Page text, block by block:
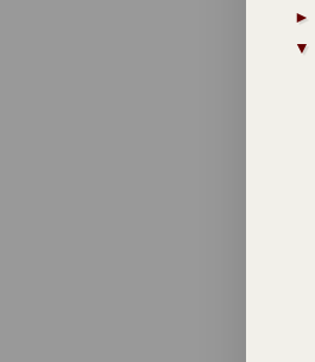
►
▼